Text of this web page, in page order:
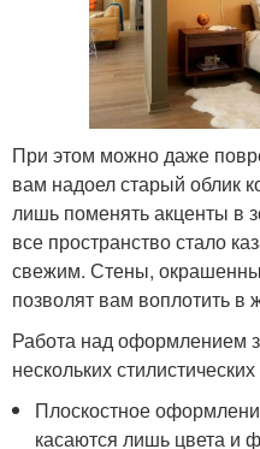
При этом можно даже
вам надоел старый облик
лишь поменять акценты в
все пространство стало
свежим. Стены,
позволят вам воплотить
Работа над оформлением
нескольких
Плоскостное
касаются лишь цвета и